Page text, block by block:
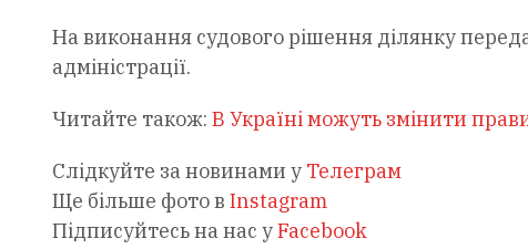
На виконання судового рішення ділянку
адміністрації.
Читайте також: В Україні можуть змінити
Слідкуйте за новинами у Телеграм
Ще більше фото в Instagram
Підписуйтесь на нас уFacebook